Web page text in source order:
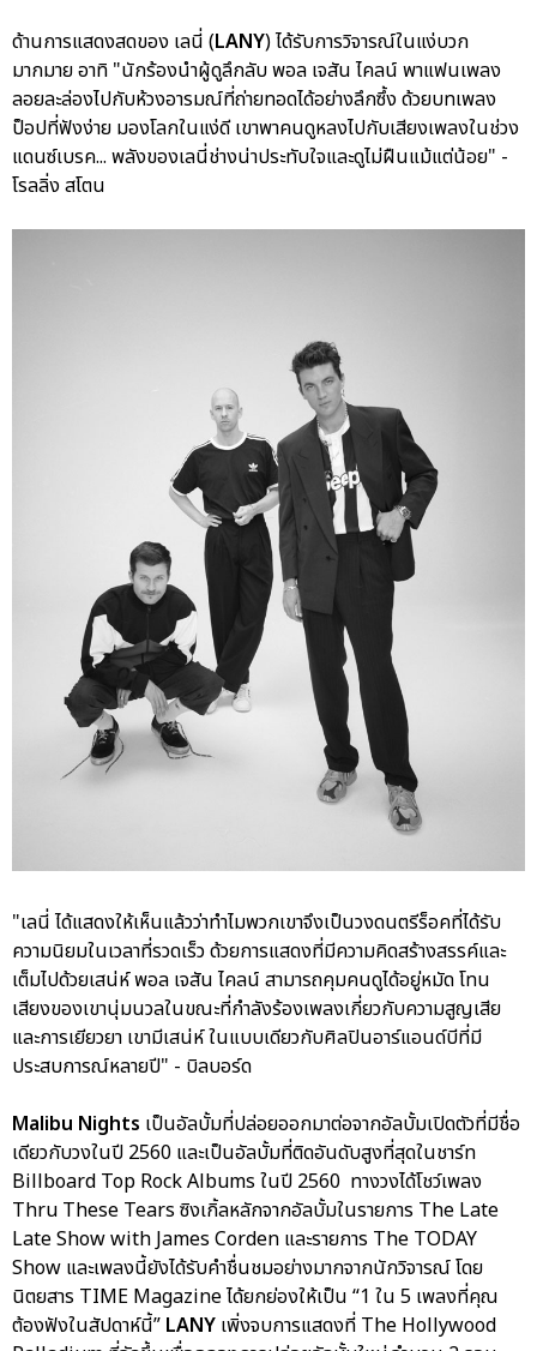
ด้านการแสดงสดของ เลนี่ (LANY) ได้รับการวิจารณ์ในแง่บวก
มากมาย อาทิ "นักร้องนำผู้ดูลึกลับ พอล เจสัน ไคลน์ พาแฟนเพลง
ลอยละล่องไปกับห้วงอารมณ์ที่ถ่ายทอดได้อย่างลึกซึ้ง ด้วยบทเพลง
ป็อปที่ฟังง่าย มองโลกในแง่ดี เขาพาคนดูหลงไปกับเสียงเพลงในช่วง
แดนซ์เบรค... พลังของเลนี่ช่างน่าประทับใจและดูไม่ฝืนแม้แต่น้อย" -
โรลลิ่ง สโตน
"เลนี่ ได้แสดงให้เห็นแล้วว่าทำไมพวกเขาจึงเป็นวงดนตรีร็อคที่ได้รับ
ความนิยมในเวลาที่รวดเร็ว ด้วยการแสดงที่มีความคิดสร้างสรรค์และ
เต็มไปด้วยเสน่ห์ พอล เจสัน ไคลน์ สามารถคุมคนดูได้อยู่หมัด โทน
เสียงของเขานุ่มนวลในขณะที่กำลังร้องเพลงเกี่ยวกับความสูญเสีย
และการเยียวยา เขามีเสน่ห์ ในแบบเดียวกับศิลปินอาร์แอนด์บีที่มี
ประสบการณ์หลายปี" - บิลบอร์ด
Malibu Nights เป็นอัลบั้มที่ปล่อยออกมาต่อจากอัลบั้มเปิดตัวที่มีชื่อ
เดียวกับวงในปี 2560 และเป็นอัลบั้มที่ติดอันดับสูงที่สุดในชาร์ท
Billboard Top Rock Albums ในปี 2560 ทางวงได้โชว์เพลง
Thru These Tears ซิงเกิ้ลหลักจากอัลบั้มในรายการ The Late
Late Show with James Corden และรายการ The TODAY
Show และเพลงนี้ยังได้รับคำชื่นชมอย่างมากจากนักวิจารณ์ โดย
นิตยสาร TIME Magazine ได้ยกย่องให้เป็น “1 ใน 5 เพลงที่คุณ
ต้องฟังในสัปดาห์นี้” LANY เพิ่งจบการแสดงที่ The Hollywood